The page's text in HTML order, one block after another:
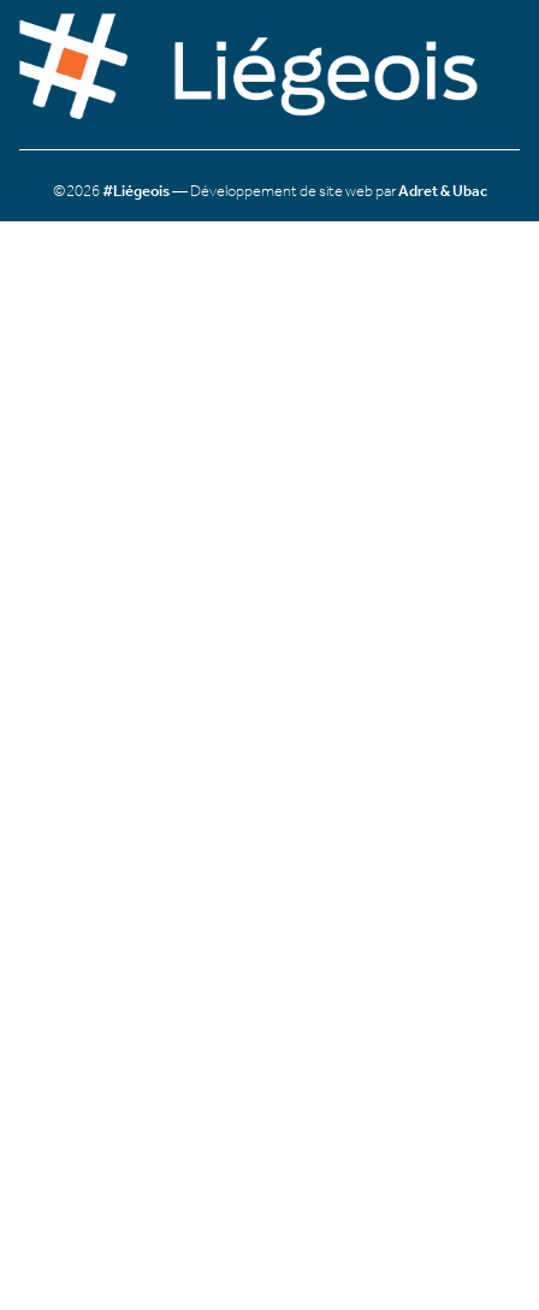
©2026#Liégeois— Développement de site web parAdret & Ubac